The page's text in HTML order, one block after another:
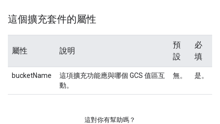
這個擴充套件的屬性
屬性 說明
預
設
必
填
bucketName
這項擴充功能應與哪個 GCS 值區互
動。
無。 是。
這對你有幫助嗎？